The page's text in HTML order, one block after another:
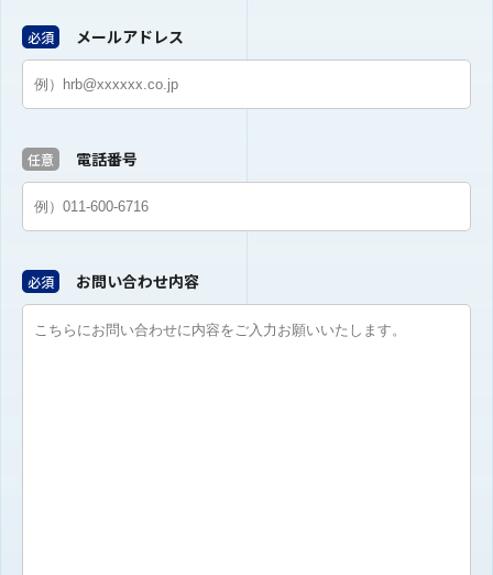
必須 メールアドレス
任意 電話番号
必須 お問い合わせ内容